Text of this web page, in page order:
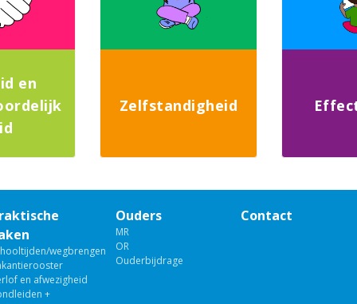
en
Zelfstandigheid
wegbrengen
en afwezigheid
+
Ouders
MR
OR
Ouderbijdrage
Contact